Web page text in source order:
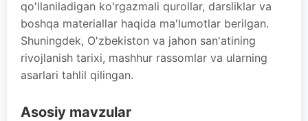
qo'llaniladigan ko'rgazmali qurollar, darsliklar va
boshqa materiallar haqida ma'lumotlar berilgan.
Shuningdek, O'zbekiston va jahon san'atining
rivojlanish tarixi, mashhur rassomlar va ularning
asarlari tahlil qilingan.
Asosiy mavzular